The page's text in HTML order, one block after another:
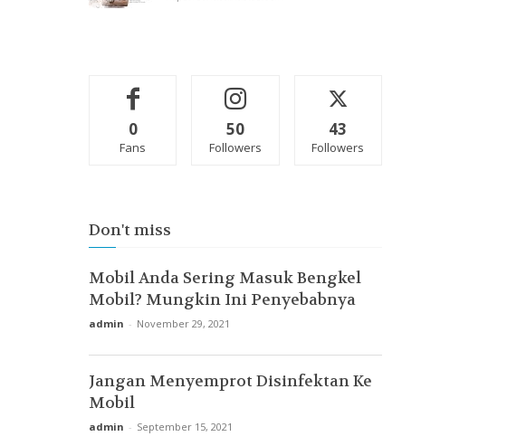
0
Fans
50
Followers
43
Followers
Don't miss
Mobil Anda Sering Masuk Bengkel
Mobil? Mungkin Ini Penyebabnya
admin - November 29, 2021
Jangan Menyemprot Disinfektan Ke
Mobil
admin - September 15, 2021